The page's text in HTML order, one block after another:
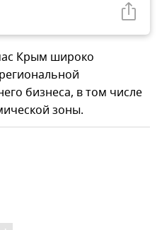
Крым широко
бизнеса, в том числе
зоны.